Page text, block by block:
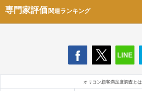
専門家評価関連ランキング
オリコン顧客満足度調査とは